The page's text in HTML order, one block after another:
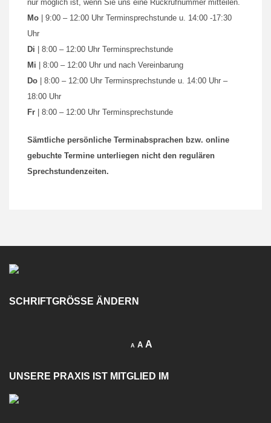
nur möglich ist, wenn Sie uns eine Rückrufnummer mitteilen.
Mo | 9:00 – 12:00 Uhr Terminsprechstunde u. 14:00 -17:30
Uhr
Di | 8:00 – 12:00 Uhr Terminsprechstunde
Mi | 8:00 – 12:00 Uhr und nach Vereinbarung
Do | 8:00 – 12:00 Uhr Terminsprechstunde u. 14:00 Uhr –
18:00 Uhr
Fr | 8:00 – 12:00 Uhr Terminsprechstunde
Sämtliche persönliche Terminabsprachen bzw. online
gebuchte Termine unterliegen nicht den regulären
Sprechstundenzeiten.
SCHRIFTGRÖSSE ÄNDERN
A A A
UNSERE PRAXIS IST MITGLIED IM